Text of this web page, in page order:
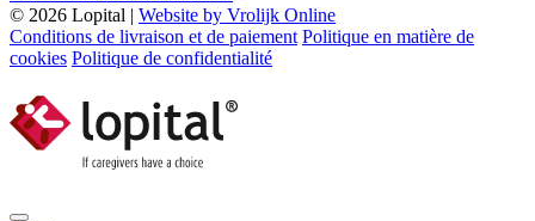
© 2026 Lopital | Website by Vrolijk Online
Conditions de livraison et de paiement Politique en matière de
cookies Politique de confidentialité